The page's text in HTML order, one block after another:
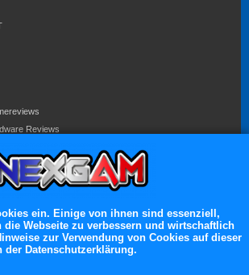
Reviews
Benutzer online
ein. Einige von ihnen sind essenziell,
die Webseite zu verbessern und wirtschaftlich
zur Verwendung von Cookies auf dieser
Datenschutzerklärung.